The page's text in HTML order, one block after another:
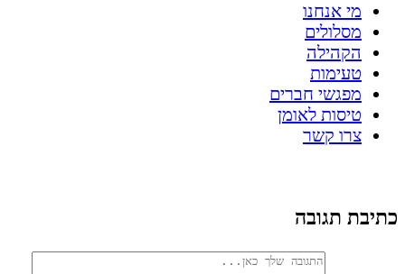
מי אנחנו
מסלולים
הקהילה
טעימות
מפגשי חברים
טיסות לאומן
צרו קשר
כתיבת תגובה